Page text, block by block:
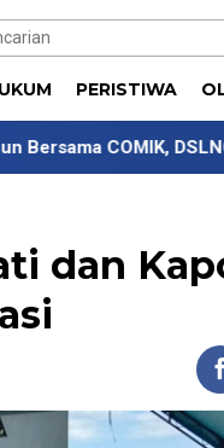
PERISTIWA
DSLNG Konsisten
dan